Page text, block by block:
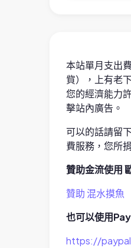
本站單月支出
貲），上有老
您的經濟能力
擊站內廣告。
可以的話請留
費服務，您所
贊助金流使用
贊助 混水摸魚
也可以使用
https://